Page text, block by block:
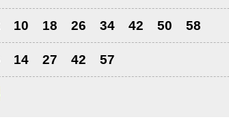
10 18 26 34 42 50 58
14 27 42 57